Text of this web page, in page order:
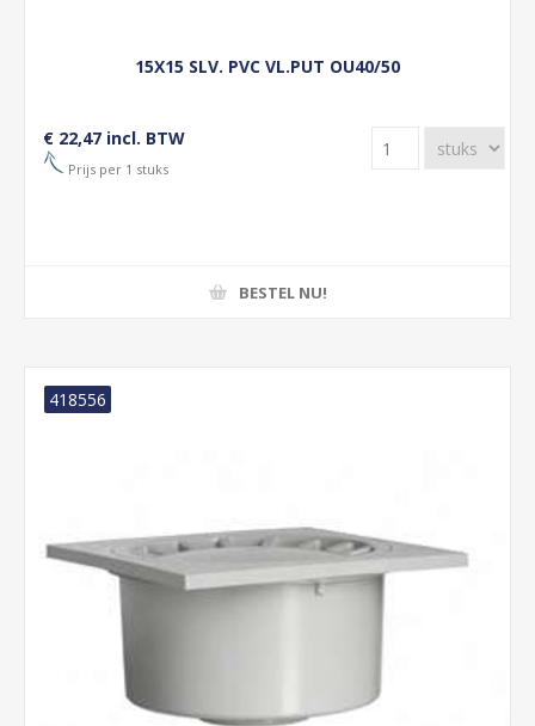
15X15 SLV. PVC VL.PUT OU40/50
€ 22,47 incl. BTW
Prijs per 1 stuks
BESTEL NU!
418556